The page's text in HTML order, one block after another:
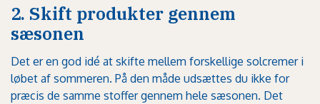
2. Skift produkter gennem
sæsonen
Det er en god idé at skifte mellem forskellige solcremer i
løbet af sommeren. På den måde udsættes du ikke for
præcis de samme stoffer gennem hele sæsonen. Det